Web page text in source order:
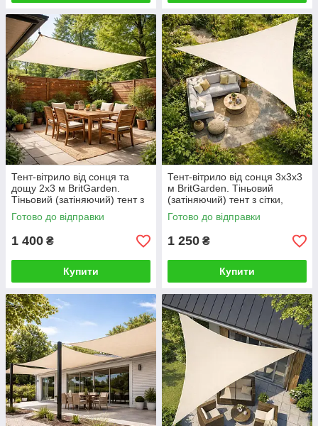
Тент-вітрило від сонця та
дощу 2х3 м BritGarden.
Тіньовий (затіняючий) тент з
оксфорду, бежевий. Тінь 95%
Готово до відправки
1 400 ₴
Купити
Тент-вітрило від сонця 3х3х3
м BritGarden. Тіньовий
(затіняючий) тент з сітки,
молоко. Тінь 95%
Готово до відправки
1 250 ₴
Купити